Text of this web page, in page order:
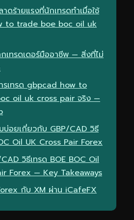
ดร้ายแรงที่นักเทรดทำเมื่อใช้
to trade boe boc oil uk
เทรดเดอร์มืออาชีพ — สิ่งที่ไม่
รเทรด gbpcad how to
oil uk cross pair จริง —
บ่อยเกี่ยวกับ GBP/CAD วิธี
Oil UK Cross Pair Forex
วิธีเทรด BOE BOC Oil
Forex — Key Takeaways
กับ XM ผ่าน iCafeFX